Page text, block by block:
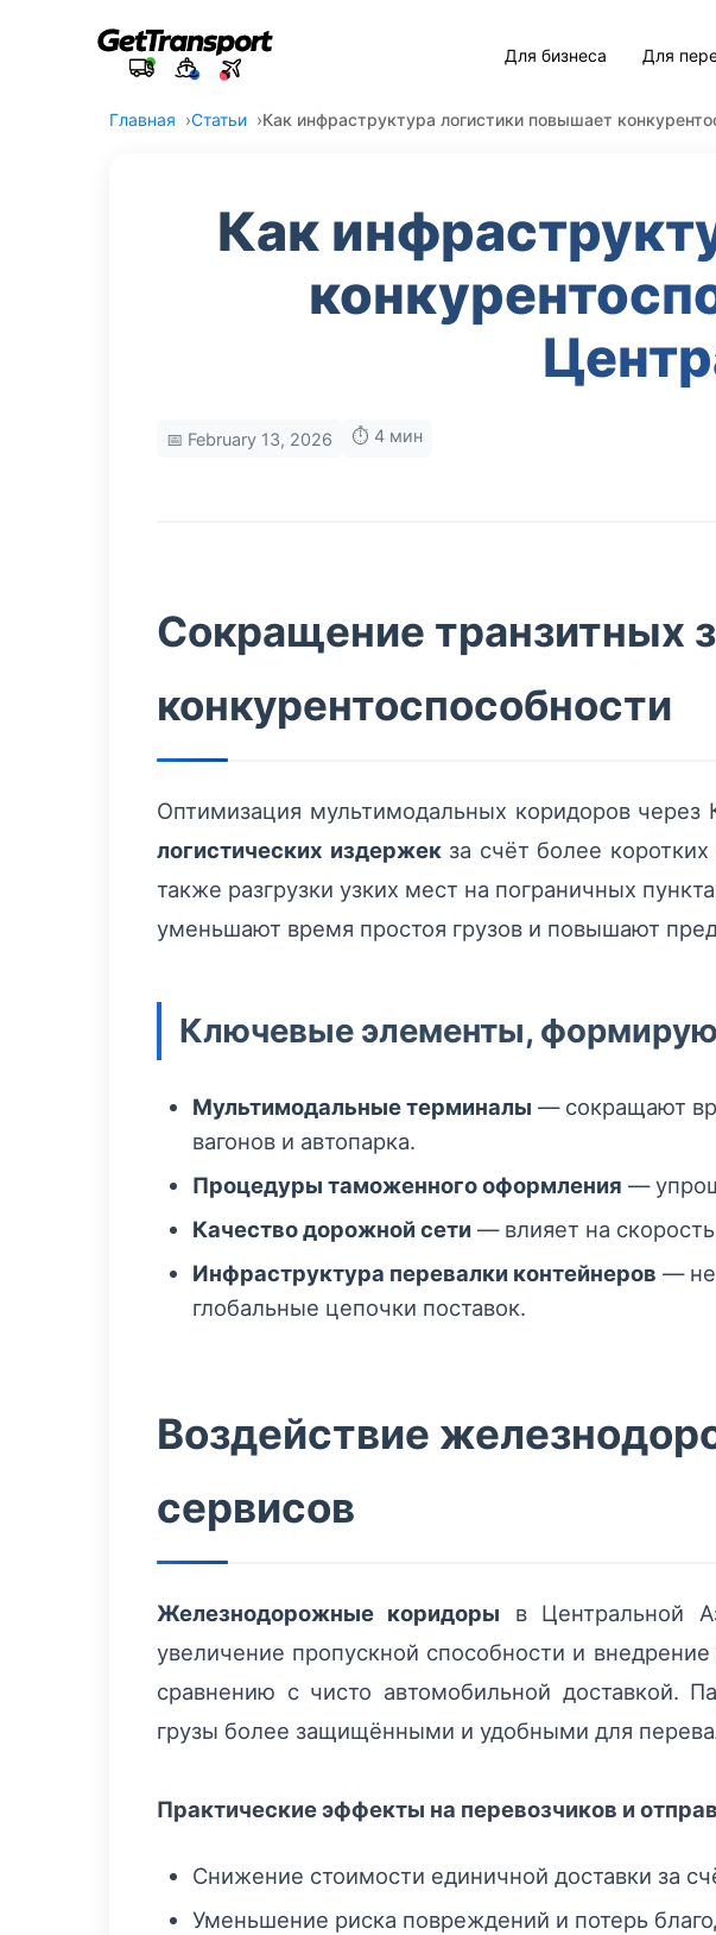
Для бизнеса Для
Главная Статьи Как инфраструктура логистики повышает
Как
📅 February 13, 2026 ⏱️ 4 мин
Сокращение транзитных
конкурентоспособности
Оптимизация мультимодальных коридоров через
логистических издержекза счёт более
также разгрузки узких мест на пограничных
уменьшают время простоя грузов и повышают
Ключевые элементы,
Мультимодальные терминалы — сокращают
вагонов и автопарка.
Процедуры таможенного оформления —
Качество дорожной сети — влияет на
Инфраструктура перевалки контейнеров —
глобальные цепочки поставок.
Воздействие
сервисов
Железнодорожные коридоры в Центральной
увеличение пропускной способности и
сравнению с чисто автомобильной доставкой.
грузы более защищёнными и удобными для
Практические эффекты на перевозчиков и
Снижение стоимости единичной доставки за
Уменьшение риска повреждений и потерь